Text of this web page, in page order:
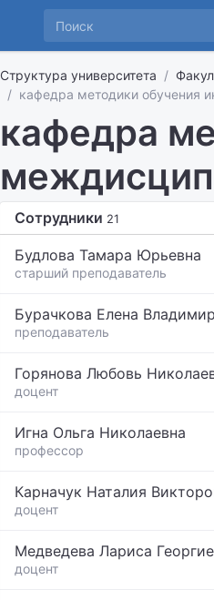
Структура университета
кафедра методики обучения
кафедра
Сотрудники 21
Будлова Тамара Юрьевна
старший преподаватель
Бурачкова Елена
преподаватель
Горянова Любовь
доцент
Игна Ольга Николаевна
профессор
Карначук Наталия
доцент
Медведева Лариса
доцент